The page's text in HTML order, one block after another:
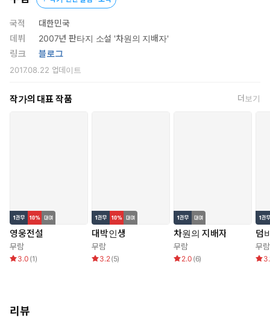
국적
대한민국
데뷔
2007년 판타지 소설 '차원의 지배자'
링크
블로그
2017.08.22 업데이트
작가의 대표 작품 더보기
영웅전설
무람
3.0 (1)
대박인생
무람
3.2(5)
차원의 지배자
무람
2.0 (6)
덤
무람
리뷰